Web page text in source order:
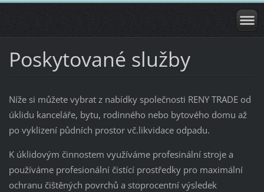
Poskytované služby
Níže si můžete vybrat z nabídky společnosti RENY TRADE od
úklidu kanceláře, bytu, rodinného nebo bytového domu až
po vyklizení půdních prostor vč.likvidace odpadu.
K úklidovým činnostem využíváme profesinální stroje a
používáme profesionální čistící prostředky pro maximální
ochranu čištěných povrchů a stoprocentní výsledek